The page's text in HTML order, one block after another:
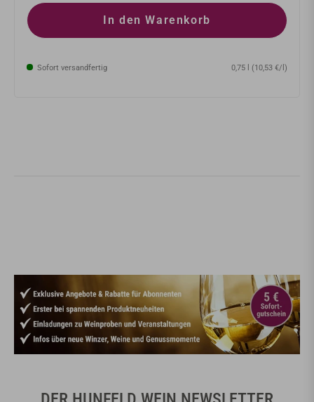
In den Warenkorb
Sofort versandfertig 0,75 l (10,53 €/l)